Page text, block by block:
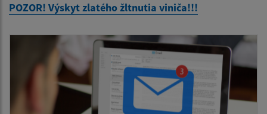
POZOR! Výskyt zlatého žltnutia viniča!!!